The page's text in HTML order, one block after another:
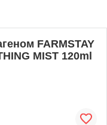
FARMSTAY
MIST 120ml